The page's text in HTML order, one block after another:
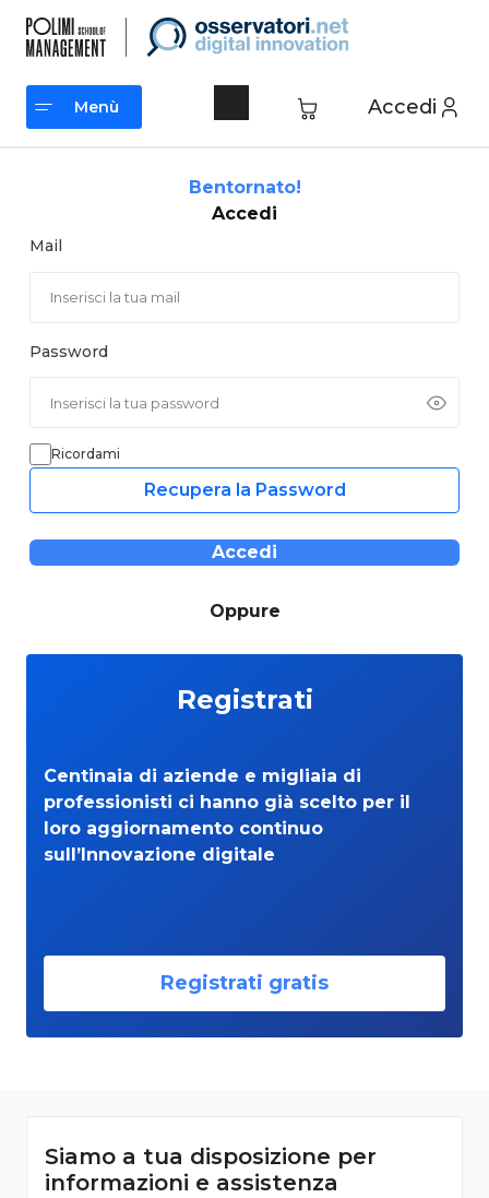
contenuto
Accedi
Menù
Bentornato!
Accedi
Mail
Password
Ricordami
Recupera la Password
Accedi
Oppure
Registrati
Centinaia di aziende e migliaia di
professionisti ci hanno già scelto per il
loro aggiornamento continuo
sull’Innovazione digitale
Registrati gratis
Siamo a tua disposizione per
informazioni e assistenza